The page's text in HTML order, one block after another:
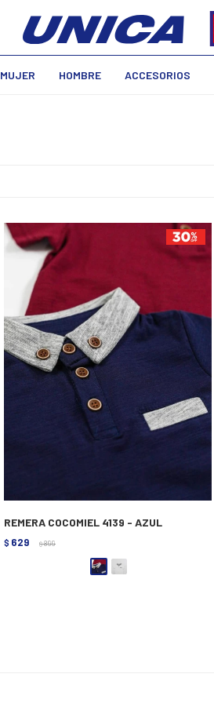
MUJER HOMBRE ACCESORIOS
REMERA COCOMIEL 4139 - AZUL
$ 629 $ 899